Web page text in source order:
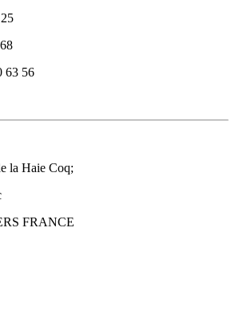
63 56
la Haie Coq;
FRANCE